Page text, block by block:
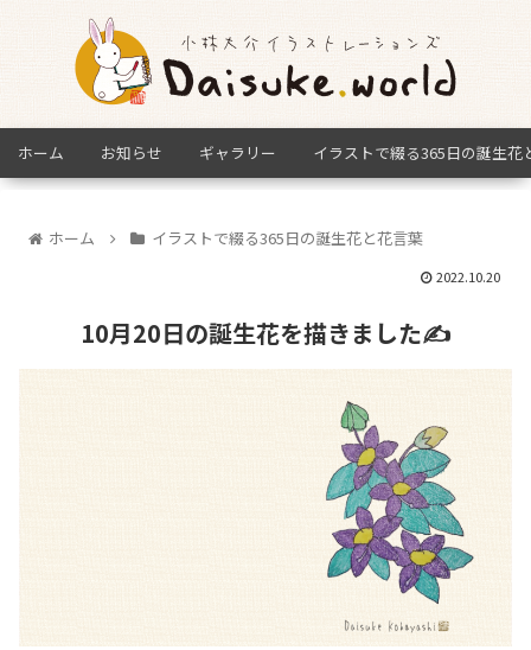
ホーム お知らせ ギャラリー イラストで綴る365日の誕生花
ホーム イラストで綴る365日の誕生花と花言葉
10月20日の誕生花を描きました✍️
2022.10.20